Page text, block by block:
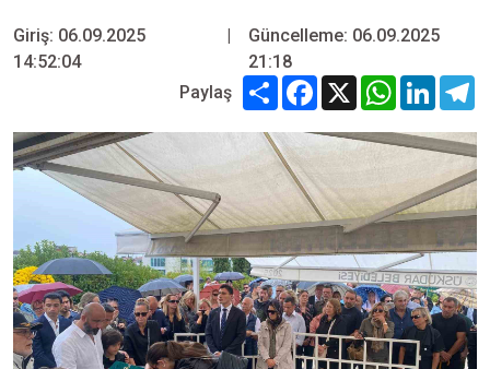
Giriş: 06.09.2025
14:52:04
|
Güncelleme: 06.09.2025
21:18
Paylaş
Share Facebook
X WhatsApp